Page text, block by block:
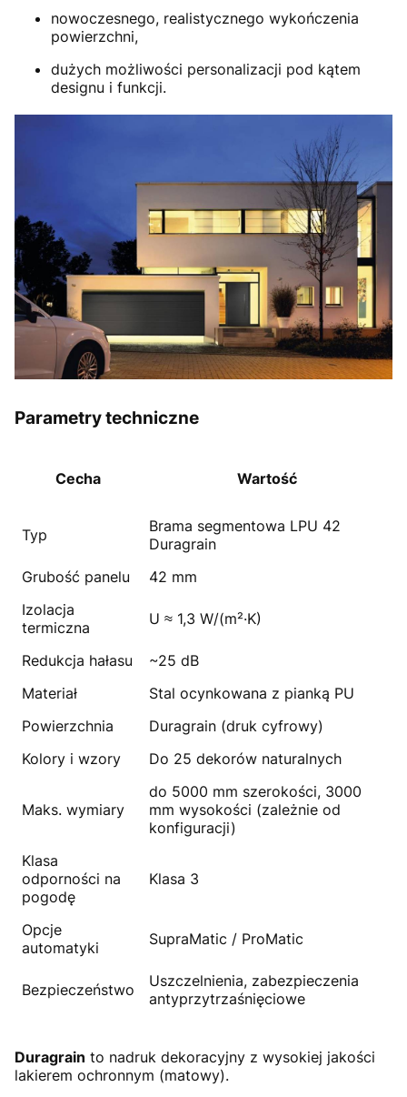
nowoczesnego, realistycznego wykończenia
powierzchni,
dużych możliwości personalizacji pod kątem
designu i funkcji.
Parametry techniczne
Cecha Wartość
Typ
Brama segmentowa LPU 42
Duragrain
Grubość panelu
42 mm
Izolacja
termiczna
U ≈ 1,3 W/(m²·K)
Redukcja hałasu
~25 dB
Materiał
Stal ocynkowana z pianką PU
Powierzchnia
Duragrain (druk cyfrowy)
Kolory i wzory
Do 25 dekorów naturalnych
Maks. wymiary
do 5000 mm szerokości, 3000
mm wysokości (zależnie od
konfiguracji)
Klasa
odporności na
pogodę
Klasa 3
Opcje
automatyki
SupraMatic / ProMatic
Bezpieczeństwo
Uszczelnienia, zabezpieczenia
antyprzytrzaśnięciowe
Duragrain to nadruk dekoracyjny z wysokiej jakości
lakierem ochronnym (matowy).